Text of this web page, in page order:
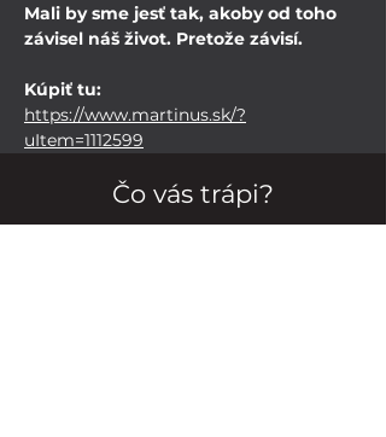
Mali by sme jesť tak, akoby od toho
závisel náš život. Pretože závisí.
Kúpiť tu:
https://www.martinus.sk/?
uItem=1112599
Čo vás trápi?
Ak ste nenašli odpovede na vaše